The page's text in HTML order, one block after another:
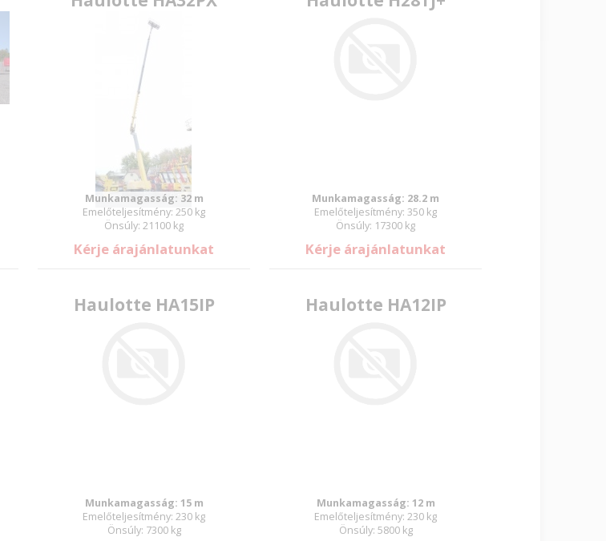
Munkamagasság: 32 m
Emelőteljesítmény: 250 kg
Önsúly: 21100 kg
Kérje árajánlatunkat
Munkamagasság: 28.2 m
Emelőteljesítmény: 350 kg
Önsúly: 17300 kg
Kérje árajánlatunkat
Haulotte HA15IP
Munkamagasság: 15 m
Emelőteljesítmény: 230 kg
Önsúly: 7300 kg
Haulotte HA12IP
Munkamagasság: 12 m
Emelőteljesítmény: 230 kg
Önsúly: 5800 kg